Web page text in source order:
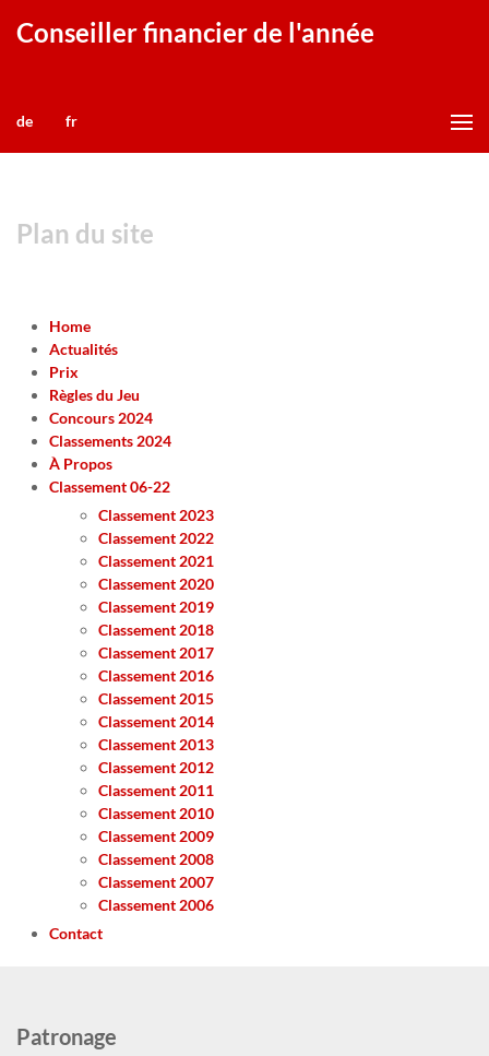
Conseiller financier de l'année
de fr
Plan du site
Home
Actualités
Prix
Règles du Jeu
Concours 2024
Classements 2024
À Propos
Classement 06-22
Classement 2023
Classement 2022
Classement 2021
Classement 2020
Classement 2019
Classement 2018
Classement 2017
Classement 2016
Classement 2015
Classement 2014
Classement 2013
Classement 2012
Classement 2011
Classement 2010
Classement 2009
Classement 2008
Classement 2007
Classement 2006
Contact
Patronage